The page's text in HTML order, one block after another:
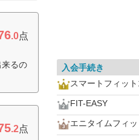
.0点
るの
.2点
入会手続き
スマートフィッ
FIT-EASY
エニタイムフィ